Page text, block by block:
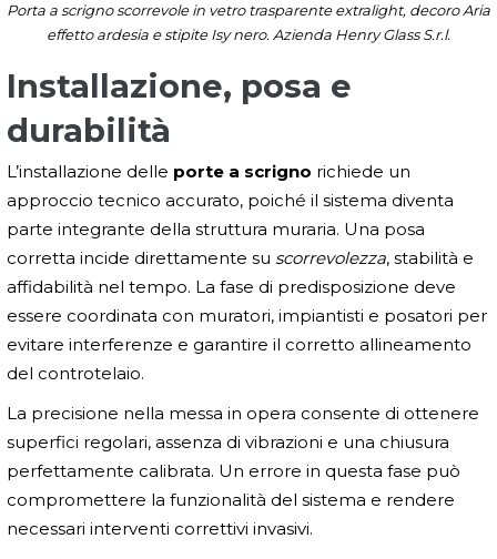
Porta a scrigno scorrevole in vetro trasparente extralight, decoro Aria
effetto ardesia e stipite Isy nero. Azienda Henry Glass S.r.l.
Installazione, posa e
durabilità
L’installazione delle porte a scrigno richiede un
approccio tecnico accurato, poiché il sistema diventa
parte integrante della struttura muraria. Una posa
corretta incide direttamente su scorrevolezza, stabilità e
affidabilità nel tempo. La fase di predisposizione deve
essere coordinata con muratori, impiantisti e posatori per
evitare interferenze e garantire il corretto allineamento
del controtelaio.
La precisione nella messa in opera consente di ottenere
superfici regolari, assenza di vibrazioni e una chiusura
perfettamente calibrata. Un errore in questa fase può
compromettere la funzionalità del sistema e rendere
necessari interventi correttivi invasivi.